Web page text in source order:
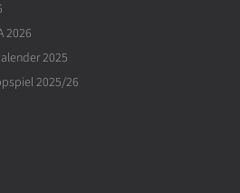
2026
2025
2025/26